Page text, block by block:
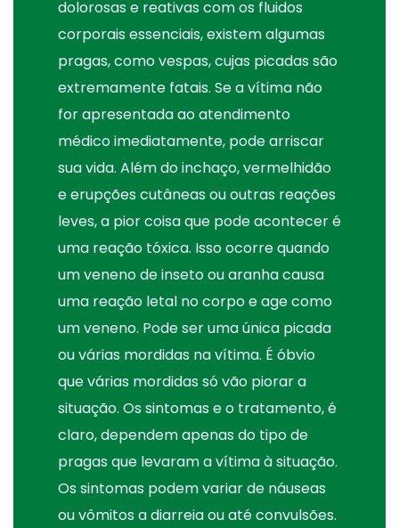
dolorosas e reativas com os fluidos
corporais essenciais, existem algumas
pragas, como vespas, cujas picadas são
extremamente fatais. Se a vítima não
for apresentada ao atendimento
médico imediatamente, pode arriscar
sua vida. Além do inchaço, vermelhidão
e erupções cutâneas ou outras reações
leves, a pior coisa que pode acontecer é
uma reação tóxica. Isso ocorre quando
um veneno de inseto ou aranha causa
uma reação letal no corpo e age como
um veneno. Pode ser uma única picada
ou várias mordidas na vítima. É óbvio
que várias mordidas só vão piorar a
situação. Os sintomas e o tratamento, é
claro, dependem apenas do tipo de
pragas que levaram a vítima à situação.
Os sintomas podem variar de náuseas
ou vômitos a diarreia ou até convulsões.